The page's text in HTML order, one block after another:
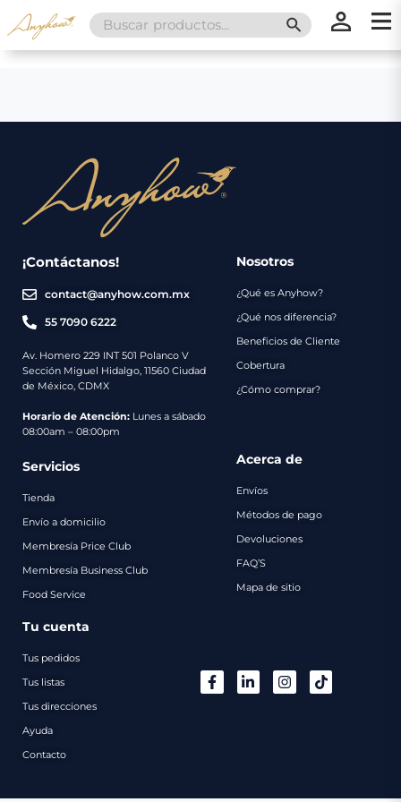
Search
for:
SEARCH
¡Contáctanos!
contact@anyhow.com.mx
55 7090 6222
Av. Homero 229 INT 501 Polanco V
Sección Miguel Hidalgo, 11560 Ciudad
de México, CDMX
Horario de Atención: Lunes a sábado
08:00am – 08:00pm
Nosotros
¿Qué es Anyhow?
¿Qué nos diferencia?
Beneficios de Cliente
Cobertura
¿Cómo comprar?
Servicios
Tienda
Envío a domicilio
Membresía Price Club
Membresía Business Club
Food Service
Acerca de
Envíos
Métodos de pago
Devoluciones
FAQ’S
Mapa de sitio
Tu cuenta
Tus pedidos
Tus listas
Tus direcciones
Ayuda
Contacto
Nosotros
Servicios
Envíos
Métodos
de
Catálogo
Regalos
Contacto